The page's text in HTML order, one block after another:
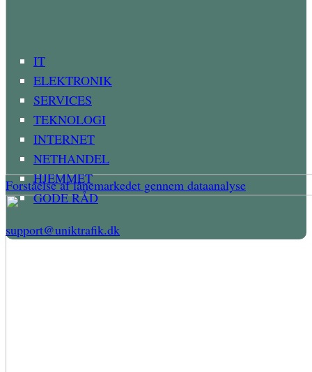
Forståelse af lånemarkedet gennem dataanalyse
IT
ELEKTRONIK
SERVICES
TEKNOLOGI
INTERNET
NETHANDEL
HJEMMET
GODE RÅD
support@uniktrafik.dk